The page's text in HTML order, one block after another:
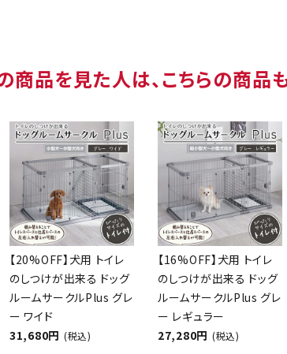
商品を見た人は、こちらの商品
【20%OFF】犬用 トイレ
のしつけが出来る ドッグ
ルームサークルPlus グレ
ー ワイド
31,680円 (税込)
【16%OFF】犬用 トイレ
のしつけが出来る ドッグ
ルームサークルPlus グレ
ー レギュラー
27,280円 (税込)